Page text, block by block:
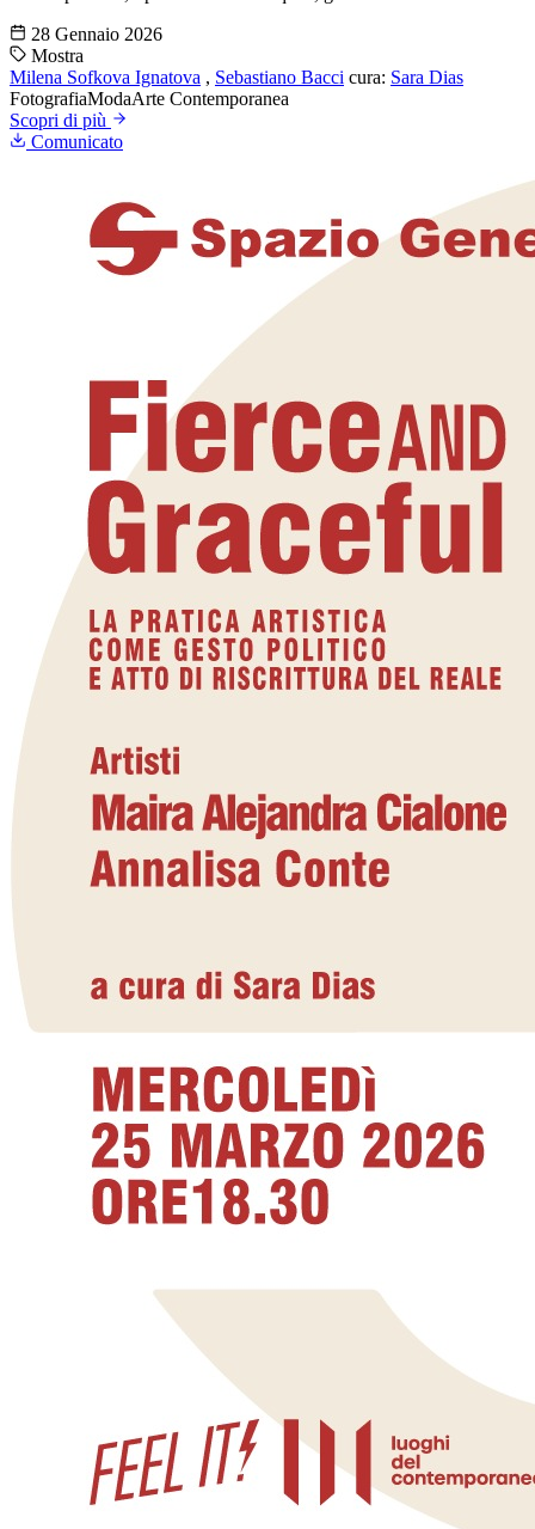
28 Gennaio 2026
Mostra
Milena Sofkova Ignatova , Sebastiano Bacci cura: Sara Dias
FotografiaModaArte Contemporanea
Scopri di più
Comunicato